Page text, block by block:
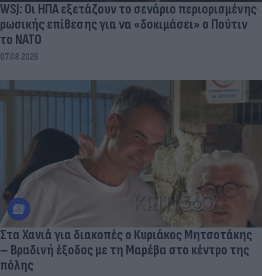
WSJ: Οι ΗΠΑ εξετάζουν το σενάριο περιορισμένης
ρωσικής επίθεσης για να «δοκιμάσει» ο Πούτιν
το ΝΑΤΟ
07.08.2026
Στα Χανιά για διακοπές ο Κυριάκος Μητσοτάκης
– Βραδινή έξοδος με τη Μαρέβα στο κέντρο της
πόλης